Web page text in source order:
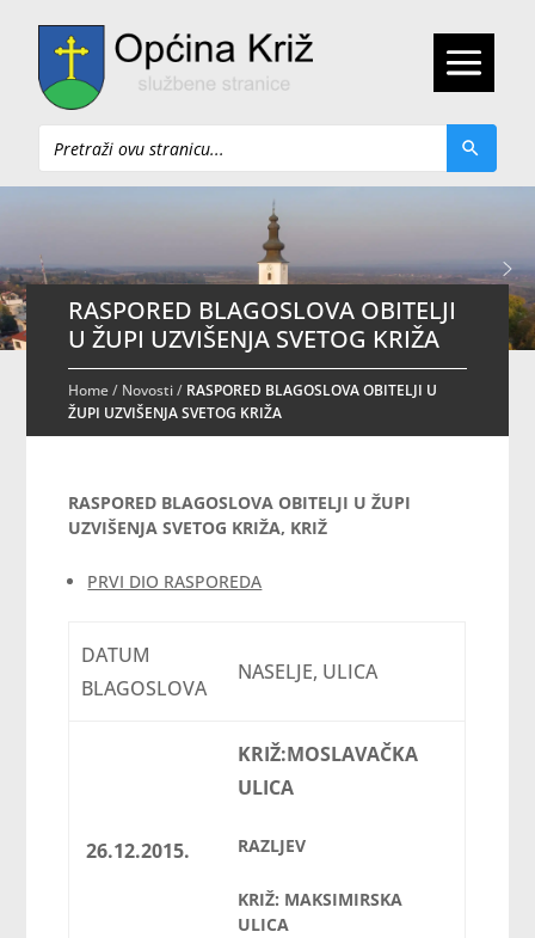
Pretraži
RASPORED BLAGOSLOVA OBITELJI
U ŽUPI UZVIŠENJA SVETOG KRIŽA
Home/ Novosti/ RASPORED BLAGOSLOVA OBITELJI U
ŽUPI UZVIŠENJA SVETOG KRIŽA
RASPORED BLAGOSLOVA OBITELJI U ŽUPI
UZVIŠENJA SVETOG KRIŽA, KRIŽ
PRVI DIO RASPOREDA
DATUM
BLAGOSLOVA
NASELJE, ULICA
26.12.2015.
KRIŽ:MOSLAVAČKA
ULICA
RAZLJEV
KRIŽ: MAKSIMIRSKA
ULICA